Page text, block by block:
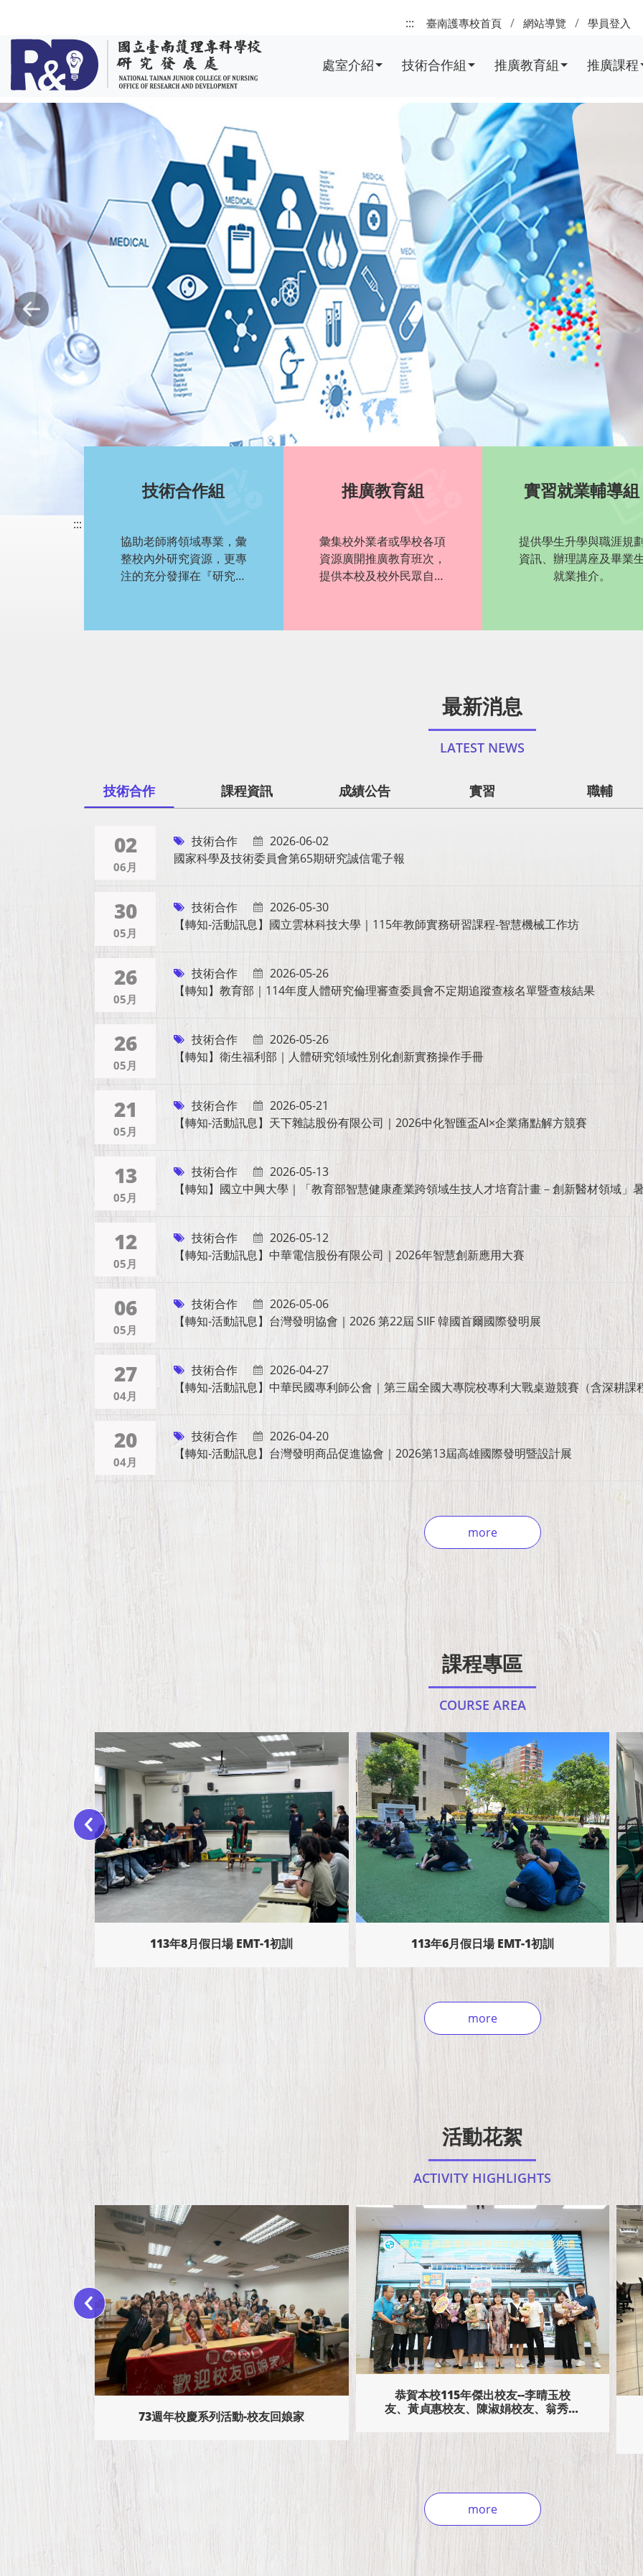
:::
臺南護專校首頁 網站導覽 學員登入
處室介紹 技術合作組 推廣教育組 推廣課程
Previous
:::
技術合作組
協助老師將領域專業，彙
整校內外研究資源，更專
注的充分發揮在『研究、
推廣教育組
彙集校外業者或學校各項
資源廣開推廣教育班次，
提供本校及校外民眾自我
實習就業輔導組
提供學生升學與職涯規
資訊、辦理講座及畢業
就業推介。
最新消息
LATEST NEWS
技術合作 課程資訊 成績公告 實習 職輔
02
06月
技術合作
2026-06-02
國家科學及技術委員會第65期研究誠信電子報
30
05月
技術合作
2026-05-30
【轉知-活動訊息】國立雲林科技大學｜115年教師實務研習課程-智慧機械工作坊
26
05月
技術合作
2026-05-26
【轉知】教育部｜114年度人體研究倫理審查委員會不定期追蹤查核名單暨查核結果
26
05月
技術合作
2026-05-26
【轉知】衛生福利部｜人體研究領域性別化創新實務操作手冊
21
05月
技術合作
2026-05-21
【轉知-活動訊息】天下雜誌股份有限公司｜2026中化智匯盃AI×企業痛點解方競賽
13
05月
技術合作
2026-05-13
【轉知】國立中興大學｜「教育部智慧健康產業跨領域生技人才培育計畫－創新醫材領域」
12
05月
技術合作
2026-05-12
【轉知-活動訊息】中華電信股份有限公司｜2026年智慧創新應用大賽
06
05月
技術合作
2026-05-06
【轉知-活動訊息】台灣發明協會｜2026 第22屆 SIIF 韓國首爾國際發明展
27
04月
技術合作
2026-04-27
【轉知-活動訊息】中華民國專利師公會｜第三屆全國大專院校專利大戰桌遊競賽（含深耕課
20
04月
技術合作
2026-04-20
【轉知-活動訊息】台灣發明商品促進協會｜2026第13屆高雄國際發明暨設計展
more
課程專區
COURSE AREA
113年6月假日場 EMT-1初訓 113年11月假日場 EMT-1初訓
more
活動花絮
ACTIVITY HIGHLIGHTS
恭賀本校115年傑出校友--李晴玉校
友、黃貞惠校友、陳淑娟校友、翁秀蘭
校友、陳品妤校友
114學年度下學期UCAN職能診斷講習
活動
more